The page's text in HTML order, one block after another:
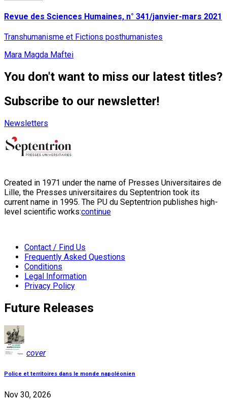
Revue des Sciences Humaines, n° 341/janvier-mars 2021
Transhumanisme et Fictions posthumanistes
Mara Magda Maftei
You don't want to miss our latest titles?
Subscribe to our newsletter!
Newsletters
Created in 1971 under the name of Presses Universitaires de
Lille, the Presses universitaires du Septentrion took its
current name in 1995. The PU du Septentrion publishes high-
level scientific works:continue
Contact / Find Us
Frequently Asked Questions
Conditions
Legal Information
Privacy Policy
Future Releases
cover
Police et territoires dans le monde napoléonien
Nov 30, 2026